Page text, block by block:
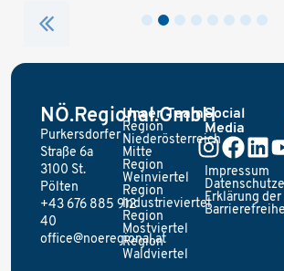
NÖ.Regional.GmbH
Purkersdorfer
Straße 6a
3100 St.
Pölten
+43 676 885 912
40
office@noeregional.at
Unser Team
Region
Niederösterreich
Mitte
Region
Weinviertel
Region
Industrieviertel
Region
Mostviertel
Region
Waldviertel
Social
Media
Impressum
Erklärung der